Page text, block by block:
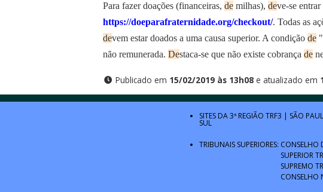
Para fazer doações (financeiras, de milhas), deve-se
https://doeparafraternidade.org/checkout/. Todas as
devem estar doados a uma causa superior. A condição de
não remunerada. Destaca-se que não existe cobrança de
Publicado em 15/02/2019 às 13h08 e atualizado em
SITES DA 3ª REGIÃO TRF3 | SÃO
SUL
TRIBUNAIS SUPERIORES: CONSELHO
SUPERIOR
SUPREMO
CONSELHO